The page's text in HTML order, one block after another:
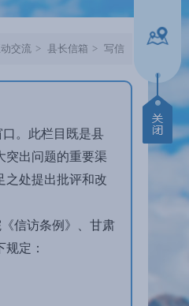
交流 > 县长信箱 > 写信
口。此栏目既是县
突出问题的重要渠
之处提出批评和改
信访条例》、甘肃
定：